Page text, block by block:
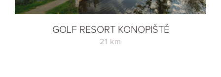
GOLF RESORT KONOPIŠTĚ
21 km